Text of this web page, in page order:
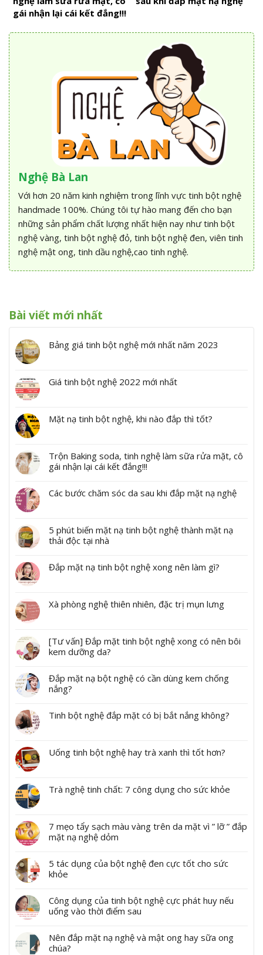
gái nhận lại cái kết đắng!!!
Nghệ Bà Lan
Với hơn 20 năm kinh nghiệm trong lĩnh vực tinh bột nghệ
handmade 100%. Chúng tôi tự hào mang đến cho bạn
những sản phẩm chất lượng nhất hiện nay như tinh bột
nghệ vàng, tinh bột nghệ đỏ, tinh bột nghệ đen, viên tinh
nghệ mật ong, tinh dầu nghệ,cao tinh nghệ.
Bài viết mới nhất
Bảng giá tinh bột nghệ mới nhất năm 2023
Giá tinh bột nghệ 2022 mới nhất
Mặt nạ tinh bột nghệ, khi nào đắp thì tốt?
Trộn Baking soda, tinh nghệ làm sữa rửa mặt, cô
gái nhận lại cái kết đắng!!!
Các bước chăm sóc da sau khi đắp mặt nạ nghệ
5 phút biến mặt nạ tinh bột nghệ thành mặt nạ
thải độc tại nhà
Đắp mặt nạ tinh bột nghệ xong nên làm gì?
Xà phòng nghệ thiên nhiên, đặc trị mụn lưng
[Tư vấn] Đắp mặt tinh bột nghệ xong có nên bôi
kem dưỡng da?
Đắp mặt nạ bột nghệ có cần dùng kem chống
nắng?
Tinh bột nghệ đắp mặt có bị bắt nắng không?
Uống tinh bột nghệ hay trà xanh thì tốt hơn?
Trà nghệ tinh chất: 7 công dụng cho sức khỏe
7 mẹo tẩy sạch màu vàng trên da mặt vì ” lỡ ” đắp
mặt nạ nghệ dỏm
5 tác dụng của bột nghệ đen cực tốt cho sức
khỏe
Công dụng của tinh bột nghệ cực phát huy nếu
uống vào thời điểm sau
Nên đắp mặt nạ nghệ và mật ong hay sữa ong
chúa?